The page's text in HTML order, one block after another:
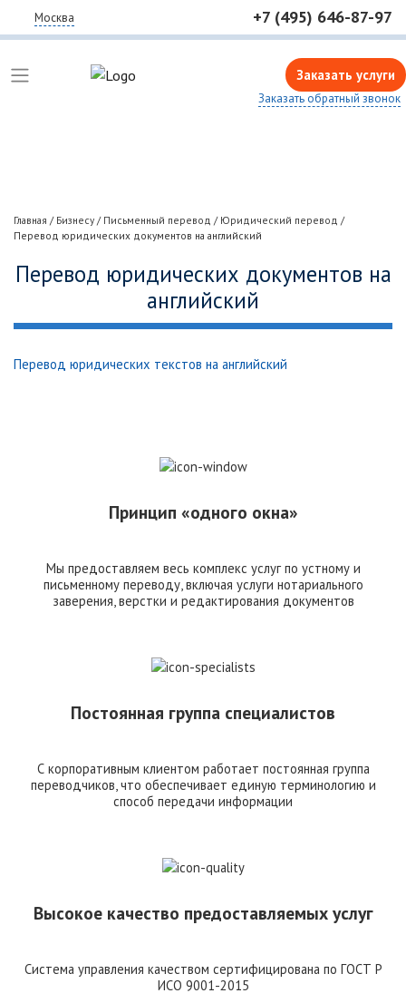
Москва +7 (495) 646-87-97
Заказать услуги
Заказать обратный звонок
Главная / Бизнесу / Письменный перевод / Юридический перевод /
Перевод юридических документов на английский
Перевод юридических документов на
английский
Перевод юридических текстов на английский
Принцип «одного окна»
Мы предоставляем весь комплекс услуг по устному и
письменному переводу, включая услуги нотариального
заверения, верстки и редактирования документов
Постоянная группа специалистов
С корпоративным клиентом работает постоянная группа
переводчиков, что обеспечивает единую терминологию и
способ передачи информации
Высокое качество предоставляемых услуг
Система управления качеством сертифицирована по ГОСТ Р
ИСО 9001-2015